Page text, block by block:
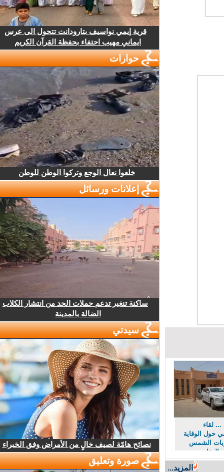
لقاء
الوقاية
الشمس
المزيد...
قرية إيمي نواسيف بتارودانت تتحول الى عرس
ايماني مهيب احتفاء بحفظة القرآن الكريم
حوارات
خلعوا نعال الوجع وتركوا الوطن للوطن
إعلانات ورسائل
ساكنة تنغير تدعم حملات الحد من انتشار الكلاب
الضالة بالمدينة
سيدتي
نصائح هامّة لصيف خالٍ من الأمراض وفق الخبراء
صورة وتعليق